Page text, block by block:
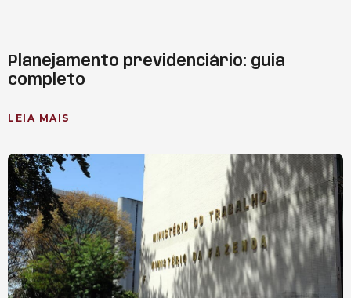
Planejamento previdenciário: guia
completo
LEIA MAIS